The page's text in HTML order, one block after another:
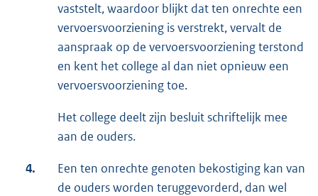
vaststelt, waardoor blijkt dat ten onrechte een
vervoersvoorziening is verstrekt, vervalt de
aanspraak op de vervoersvoorziening terstond
en kent het college al dan niet opnieuw een
vervoersvoorziening toe.
Het college deelt zijn besluit schriftelijk mee
aan de ouders.
4.
Een ten onrechte genoten bekostiging kan van
de ouders worden teruggevorderd, dan wel